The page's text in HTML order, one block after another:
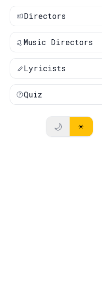
Directors
Music Directors
Lyricists
Quiz
🌙 ☀️